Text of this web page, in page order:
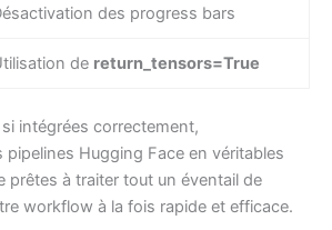
des progress bars
de return_tensors=True
intégrées correctement,
Hugging Face en véritables
prêtes à traiter tout un éventail de
workflow à la fois rapide et efficace.